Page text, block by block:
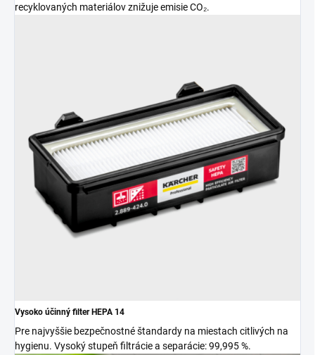
recyklovaných materiálov znižuje emisie CO₂.
Vysoko účinný filter HEPA 14
Pre najvyššie bezpečnostné štandardy na miestach citlivých na
hygienu. Vysoký stupeň filtrácie a separácie: 99,995 %.